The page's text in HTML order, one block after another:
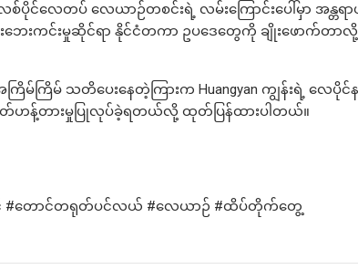
လေတပ် လေယာဉ်တစင်းရဲ့ လမ်းကြောင်းပေါ်မှာ အန္တရ
င်းဘေးကင်းမှုဆိုင်ရာ နိုင်ငံတကာ ဥပဒေတွေကို ချိုးဖောက်တာ
ကြိမ် သတိပေးနေတဲ့ကြားက Huangyan ကျွန်းရဲ့ လေပို
ဖြတ်ဟန့်တားမှုပြုလုပ်ခဲ့ရတယ်လို့ ထုတ်ပြန်ထားပါတယ်။
ပိုင် #တောင်တရုတ်ပင်လယ် #လေယာဉ် #ထိပ်တိုက်တွေ့